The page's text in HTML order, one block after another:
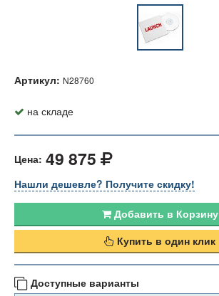
Артикул: N28760
на складе
Цена: 49 875
Нашли дешевле? Получите скидку!
Добавить в Корзину
Купить в один клик
Доступные варианты